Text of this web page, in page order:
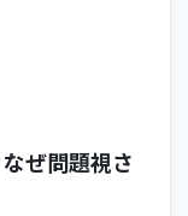
ぜ問題視さ